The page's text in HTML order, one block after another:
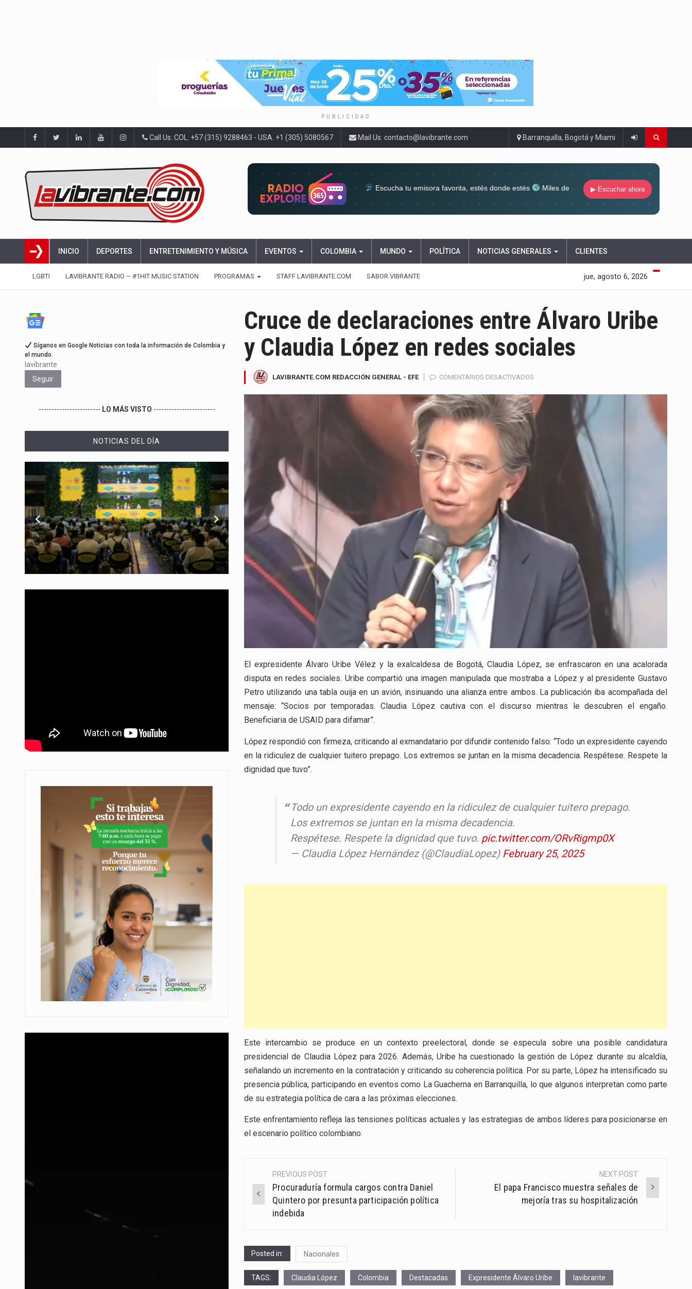
PUBLICIDAD
Call Us: COL. +57 (315) 9288463 - USA. +1 (305) 5080567 Mail Us: contacto@lavibrante.com Barranquilla, Bogotá y Miami
Escucha tu emisora favorita, estés donde estés
Miles de
▶ Escuchar ahora
INICIO DEPORTES ENTRETENIMIENTO Y MÚSICA EVENTOS COLOMBIA MUNDO POLÍTICA NOTICIAS GENERALES CLIENTES
LGBTI LAVIBRANTE RADIO – #1HIT MUSIC STATION PROGRAMAS STAFF LAVIBRANTE.COM SABOR VIBRANTE jue, agosto 6, 2026
Cruce de declaraciones entre Álvaro Uribe
y Claudia López en redes sociales
LAVIBRANTE.COM REDACCIÓN GENERAL - EFE COMENTARIOS DESACTIVADOS
DE
DECLARACIONES
ENTRE
ÁLVARO
El expresidente Álvaro Uribe Vélez y la exalcaldesa de Bogotá, Claudia López, se enfrascaron en una acalorada
disputa en redes sociales. Uribe compartió una imagen manipulada que mostraba a López y al presidente Gustavo
Petro utilizando una tabla ouija en un avión, insinuando una alianza entre ambos. La publicación iba acompañada del
mensaje: “Socios por temporadas. Claudia López cautiva con el discurso mientras le descubren el engaño.
Beneficiaria de USAID para difamar”.
López respondió con firmeza, criticando al exmandatario por difundir contenido falso: “Todo un expresidente cayendo
en la ridiculez de cualquier tuitero prepago. Los extremos se juntan en la misma decadencia. Respétese. Respete la
dignidad que tuvo”.
Todo un expresidente cayendo en la ridiculez de cualquier tuitero prepago.
Los extremos se juntan en la misma decadencia.
Respétese. Respete la dignidad que tuvo. pic.twitter.com/ORvRigmp0X
— Claudia López Hernández (@ClaudiaLopez) February 25, 2025
Este intercambio se produce en un contexto preelectoral, donde se especula sobre una posible candidatura
presidencial de Claudia López para 2026. Además, Uribe ha cuestionado la gestión de López durante su alcaldía,
señalando un incremento en la contratación y criticando su coherencia política. Por su parte, López ha intensificado su
presencia pública, participando en eventos como La Guacherna en Barranquilla, lo que algunos interpretan como parte
de su estrategia política de cara a las próximas elecciones.
Este enfrentamiento refleja las tensiones políticas actuales y las estrategias de ambos líderes para posicionarse en
el escenario político colombiano.
Post
navigation
PREVIOUS POST
Procuraduría formula cargos contra Daniel
Quintero por presunta participación política
indebida
NEXT POST
El papa Francisco muestra señales de
mejoría tras su hospitalización
Posted in: Nacionales
TAGS: Claudia López Colombia Destacadas Expresidente Álvaro Uribe lavibrante
Síganos en Google Noticias con toda la información de Colombia y
el mundo.
lavibrante
Seguir
------------------------ LO MÁS VISTO ------------------------
NOTICIAS DEL DÍA